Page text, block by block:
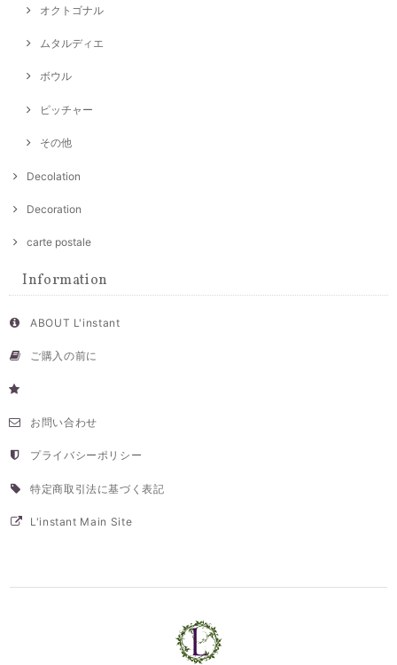
オクトゴナル
ムタルディエ
ボウル
ピッチャー
その他
Decolation
Decoration
carte postale
Information
ABOUT L'instant
ご購入の前に
お問い合わせ
プライバシーポリシー
特定商取引法に基づく表記
L'instant Main Site